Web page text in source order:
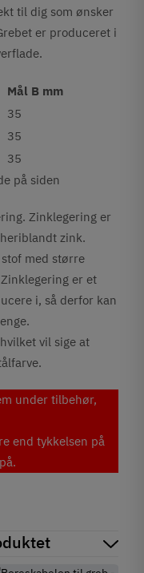
til dig som ønsker
er produceret i
Mål B mm
35
35
35
på siden
Zinklegering er
zink.
med større
er et
i, så derfor kan
vil sige at
under tilbehør,
end tykkelsen på